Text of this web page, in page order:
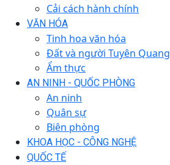
Cải cách hành chính
VĂN HÓA
Tinh hoa văn hóa
Đất và người Tuyên Quang
Ẩm thực
AN NINH - QUỐC PHÒNG
An ninh
Quân sự
Biên phòng
KHOA HỌC - CÔNG NGHỆ
QUỐC TẾ